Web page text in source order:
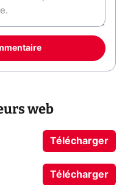
web
Télécharger
Télécharger